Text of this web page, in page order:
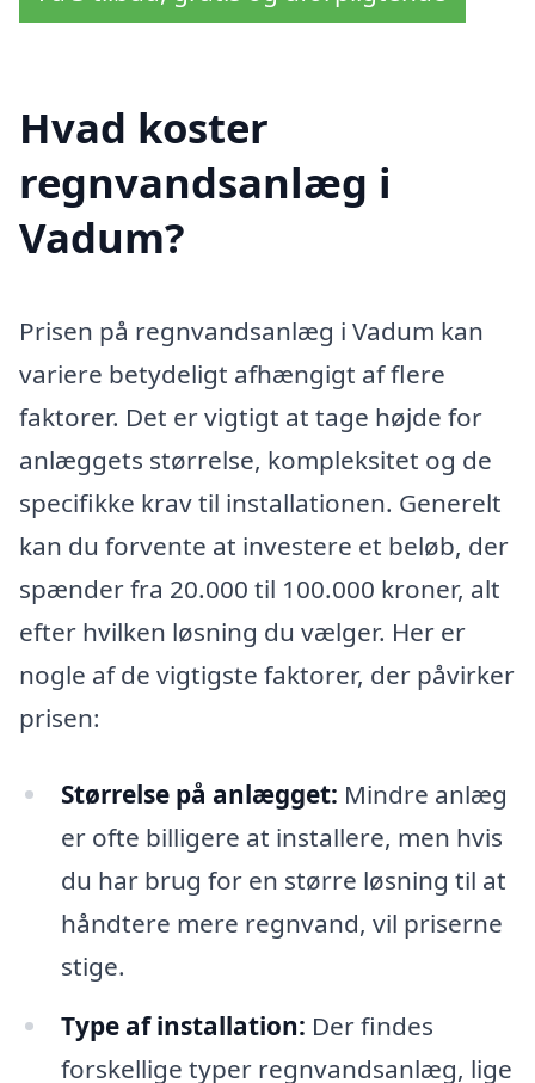
Hvad koster
regnvandsanlæg i
Vadum?
Prisen på regnvandsanlæg i Vadum kan
variere betydeligt afhængigt af flere
faktorer. Det er vigtigt at tage højde for
anlæggets størrelse, kompleksitet og de
specifikke krav til installationen. Generelt
kan du forvente at investere et beløb, der
spænder fra 20.000 til 100.000 kroner, alt
efter hvilken løsning du vælger. Her er
nogle af de vigtigste faktorer, der påvirker
prisen:
Størrelse på anlægget: Mindre anlæg
er ofte billigere at installere, men hvis
du har brug for en større løsning til at
håndtere mere regnvand, vil priserne
stige.
Type af installation: Der findes
forskellige typer regnvandsanlæg, lige